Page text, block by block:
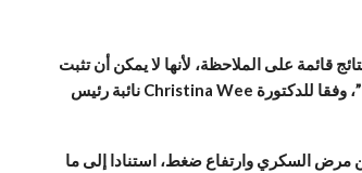
أقل عرضة للوفاة بنسبة 31% ممن لا يشربون، فيما لو تناولوا على أقل من 4 فناجين يوميا “وهي نتائج قائمة على الملاحظة، لأنها لا يمكن أن تثبت
السبب والنتيجة، أو الاستنتاج بشكل قاطع أن شرب القهوة يقلل من خطر الموت، ما يمكن قوله هو أن شربها مع قليل من السكر قد لا يسبب الكثير من الضرر والتلف”، وفقا للدكتورة Christina Wee نائبة رئيس
خطر الإصابة بالنوع الثاني من مرض السكري وارتفاع ضغط، استنادا إلى ما